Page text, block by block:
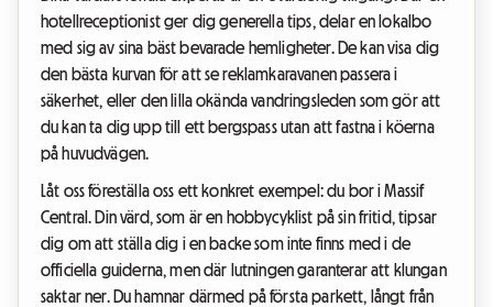
hotellreceptionist ger dig generella tips, delar en lokalbo
med sig av sina bäst bevarade hemligheter. De kan visa dig
den bästa kurvan för att se reklamkaravanen passera i
säkerhet, eller den lilla okända vandringsleden som gör att
du kan ta dig upp till ett bergspass utan att fastna i köerna
på huvudvägen.
Låt oss föreställa oss ett konkret exempel: du bor i Massif
Central. Din värd, som är en hobbycyklist på sin fritid, tipsar
dig om att ställa dig i en backe som inte finns med i de
officiella guiderna, men där lutningen garanterar att klungan
saktar ner. Du hamnar därmed på första parkett, långt från